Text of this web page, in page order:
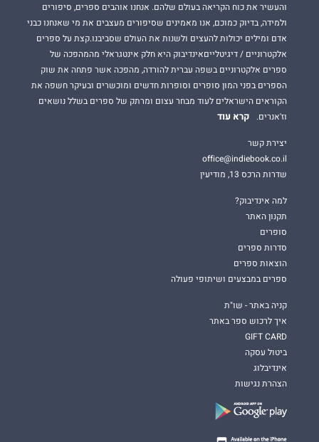
והעשיר את כוח הקריאה בעולם שלהם. אנחנו אוהבים ספרים, סיפורים
ולמידה, בדיוק כמוכם, אנו מאמינים שסיפורים מעצבים את מי שאנחנו כבני
אדם ומילים יכולות להעצים ולשנות את העולם שסביבנו.קצת על ספרים
אלקטרוניים / דיגיטלייםאינדיבוק היא חלק אינטגראלי מהמהפכה של
ספרים אלקטרוניים בשפה עברית להורדה, מהפכה אשר פתחה את שוק
הספרים בפני המון סופרים וסופרות חדשים ומוכשרים ובעיקר חשפה את
הקוראים הישראלים לעוד מבחר עצום ומרתק של ספרים בשלל נושאים
וז'אנרים.
קרא עוד
יצירת קשר
office@indiebook.co.il
שדרות הרכס 13, מודיעין
למה אינדיבוק?
תקנון האתר
סופרים
סדרות ספרים
הוצאות ספרים
ספרים במבצעים ושיתופי פעולה
קניה באתר - שו"ת
איך לרכוש ספר באתר
GIFT CARD
ביטול עסקה
אינדיבלוג
הצהרת נגישות